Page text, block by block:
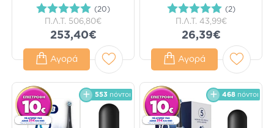
(20)
Π.Λ.Τ. 506,80€
253,40€
Αγορά
(2)
Π.Λ.Τ. 43,99€
26,39€
Αγορά
553 πόντοι 468 πόντοι